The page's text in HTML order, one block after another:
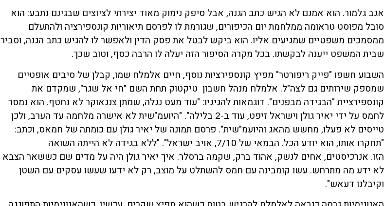
אגב גלמור. הוא אמנם לא הגיש כתב הגנה, אבל סיפק נימוק מאוד יצירתי לציוצים שבגינם נתבע: הוא
סובל מפוסט טראומה ממלחמת יום הכיפורים, שגורמת לו לפרסם תיאוריות קונספירציה ולהתעלם
ממסמכים משפטיים שמגיעים אליו. הוא ביקש לבטל את פסק הדין ולאפשר לו להגיש כתב הגנה, וסביר
שבית המשפט ייענה לבקשתו. בכל מקרה הסיפור הזה יעלה לו הרבה כסף, וטוב שכך.
השבוע חשפו "פייק ריפורטר" מפיץ קונספירציות נוסף, חיים אלמלח שמו, קבלן של סיבים אופטיים
שמספק שירותים גם לצה"ל. אלמלח מנהל חשבון טיקטוק תחת השם "חי אל שגר", שמקדם את
קונספירציית "הבגידה מבפנים". דוגמאות להגיגיו: "עוד מעט נגלה, שמתן צנגאוקר לא נחטף. הוא נמסר
לחמס על ידי יאיר גולן וישראל זיפט, עוד ב-2 בלילה". "היועמ"שית לא אישרה מלחמה עד הערב, ולכן
טייסים לא פעלו, מחשש מהאג והיועמ"שית". פרסם תמונה של יאיר גולן עם כומתה של חמאס, וכתב:
"תחקרו אותו, הוא יודע הכל. הבמאי של 7/10, אויב ישראל". "ללא בגידה לא הייתה השואה
הזו. אנרכיסטים, אחים לנשק, אהוד ברק, שקמה ברסלר. איך יאיר גולן היה על מדים שם כששאר הצבא
לא ידע מה מתרחש. עשו קומבינה עם חמס להשתלט על מוצב, רק לא ידעו שעשו עסקים עם השטן
וקיבלנו דעאש".